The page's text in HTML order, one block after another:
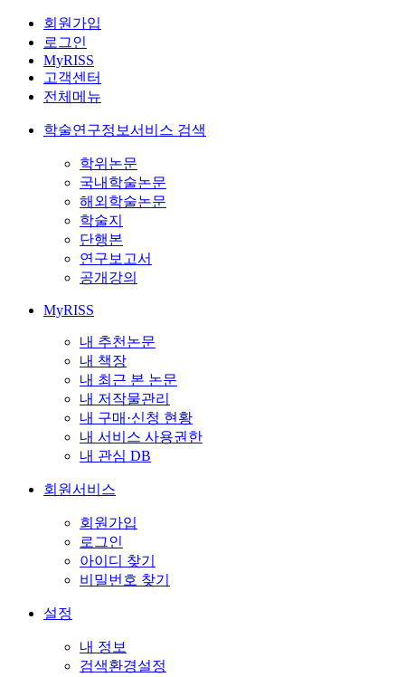
회원가입
로그인
MyRISS
고객센터
전체메뉴
학술연구정보서비스 검색
학위논문
국내학술논문
해외학술논문
학술지
단행본
연구보고서
공개강의
MyRISS
내 추천논문
내 책장
내 최근 본 논문
내 저작물관리
내 구매·신청 현황
내 서비스 사용권한
내 관심 DB
회원서비스
회원가입
로그인
아이디 찾기
비밀번호 찾기
설정
내 정보
검색환경설정